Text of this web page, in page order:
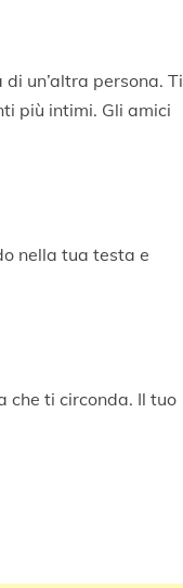
un’altra persona. Ti
più intimi. Gli amici
nella tua testa e
che ti circonda. Il tuo